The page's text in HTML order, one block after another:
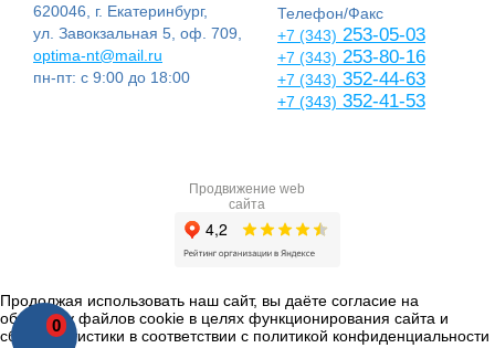
0
620046, г. Екатеринбург,
ул. Завокзальная 5, оф. 709,
optima-nt@mail.ru
пн-пт: с 9:00 до 18:00
Телефон/Факс
+7 (343) 253-05-03
+7 (343) 253-80-16
+7 (343) 352-44-63
+7 (343) 352-41-53
Продвижение web
сайта
Продолжая использовать наш сайт, вы даёте согласие на
обработку файлов cookie в целях функционирования сайта и
сбора статистики в соответствии с политикой конфиденциальности